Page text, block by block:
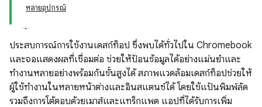
หลายอุปกรณ์
ประสบการณ์การใช้งานเดสก์ท็อป ซึ่งพบได้ทั่วไปใน Chromebook
และจอแสดงผลที่เชื่อมต่อ ช่วยให้ป้อนข้อมูลได้อย่างแม่นยำและ
ทำงานหลายอย่างพร้อมกันขั้นสูงได้ สภาพแวดล้อมเดสก์ท็อปช่วยให้
ผู้ใช้ทำงานในหลายหน้าต่างและอินสแตนซ์ได้ โดยใช้แป้นพิมพ์ลัด
รวมถึงการโต้ตอบด้วยเมาส์และแทร็กแพด แอปที่ได้รับการเพิ่ม